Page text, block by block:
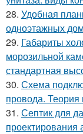
28. Удобная
одноэтажных
29. Габариты
морозильной
стандартная
30. Схема
провода.
31. Септик для
проектирования